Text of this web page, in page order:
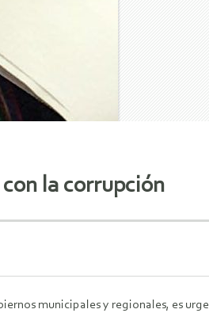
la corrupción
municipales y regionales, es